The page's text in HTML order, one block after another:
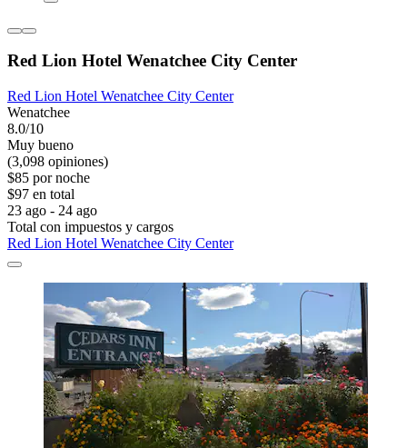
Red Lion Hotel Wenatchee City Center
Red Lion Hotel Wenatchee City Center
Wenatchee
8.0/10
Muy bueno
(3,098 opiniones)
$85 por noche
$97 en total
23 ago - 24 ago
Total con impuestos y cargos
Red Lion Hotel Wenatchee City Center